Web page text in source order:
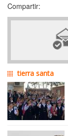
Compartir:
tierra santa